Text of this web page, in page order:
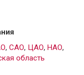
, САО, ЦАО, НАО,
область